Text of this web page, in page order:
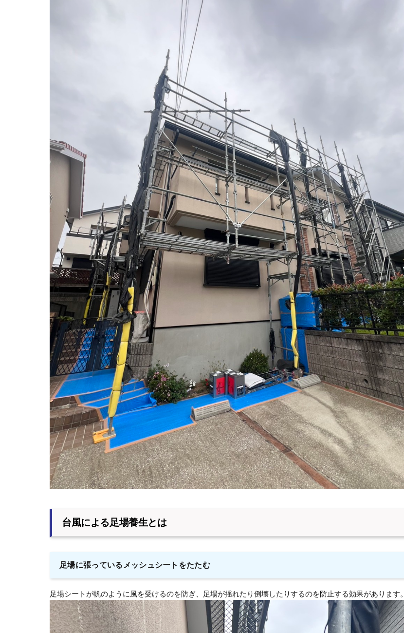
台風による足場養生とは
足場に張っているメッシュシートをたたむ
足場シートが帆のように風を受けるのを防ぎ、足場が揺れたり倒壊したりするのを防止する効果があります。